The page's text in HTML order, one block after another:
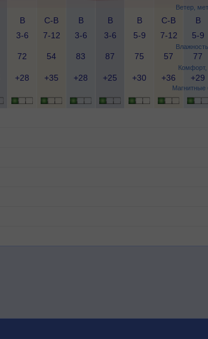
Ветер,
Комфорт,
Магнитные
В
3-6
С-В
7-12
В
3-6
В
3-6
В
5-9
С-В
7-12
В
5-9
72 54 83 87 75 57 77
+28 +35 +28 +25 +30 +36 +29